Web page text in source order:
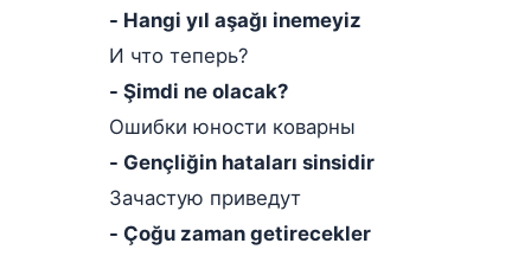
- Hangi yıl aşağı inemeyiz
И что теперь?
- Şimdi ne olacak?
Ошибки юности коварны
- Gençliğin hataları sinsidir
Зачастую приведут
- Çoğu zaman getirecekler